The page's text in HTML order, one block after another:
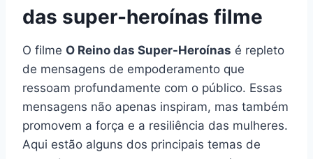
das super-heroínas filme
O filme O Reino das Super-Heroínas é repleto
de mensagens de empoderamento que
ressoam profundamente com o público. Essas
mensagens não apenas inspiram, mas também
promovem a força e a resiliência das mulheres.
Aqui estão alguns dos principais temas de